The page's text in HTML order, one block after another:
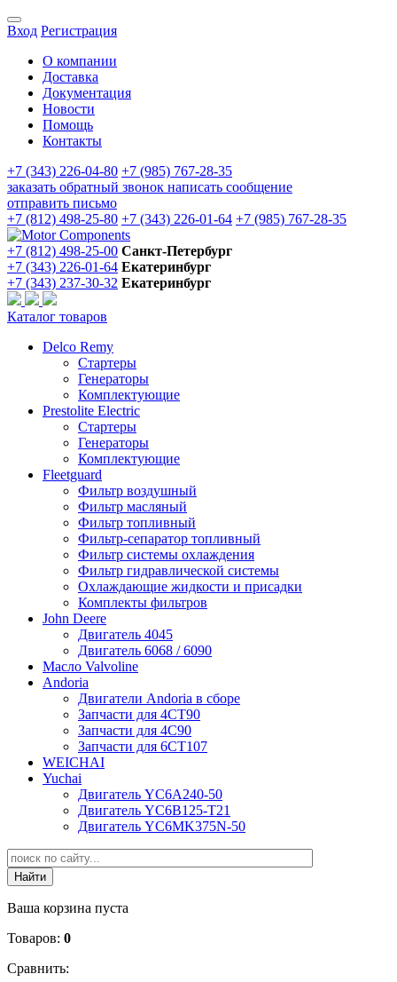
Вход Регистрация
О компании
Доставка
Документация
Новости
Помощь
Контакты
+7 (343) 226-04-80 +7 (985) 767-28-35
заказать обратный звонок написать сообщение
отправить письмо
+7 (812) 498-25-80 +7 (343) 226-01-64 +7 (985) 767-28-35
+7 (812) 498-25-00 Санкт-Петербург
+7 (343) 226-01-64 Екатеринбург
+7 (343) 237-30-32 Екатеринбург
Каталог товаров
Delco Remy
Стартеры
Генераторы
Комплектующие
Prestolite Electric
Стартеры
Генераторы
Комплектующие
Fleetguard
Фильтр воздушный
Фильтр масляный
Фильтр топливный
Фильтр-сепаратор топливный
Фильтр системы охлаждения
Фильтр гидравлической системы
Охлаждающие жидкости и присадки
Комплекты фильтров
John Deere
Двигатель 4045
Двигатель 6068 / 6090
Масло Valvoline
Andoria
Двигатели Andoria в сборе
Запчасти для 4CT90
Запчасти для 4С90
Запчасти для 6CT107
WEICHAI
Yuchai
Двигатель YC6A240-50
Двигатель YC6B125-T21
Двигатель YC6MK375N-50
Ваша корзина пуста
Товаров: 0
Сравнить: